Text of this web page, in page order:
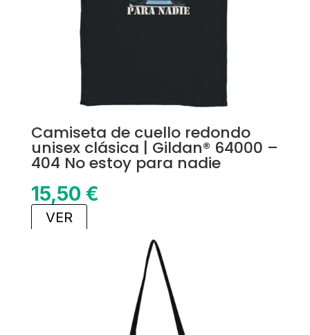
Camiseta de cuello redondo
unisex clásica | Gildan® 64000 –
404 No estoy para nadie
15,50 €
VER